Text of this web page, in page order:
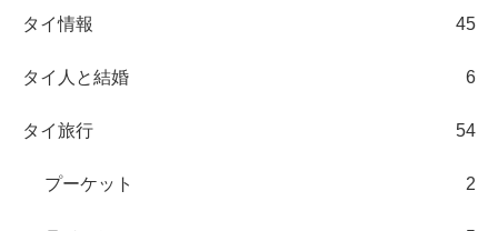
タイ情報 45
タイ人と結婚 6
タイ旅行 54
プーケット 2